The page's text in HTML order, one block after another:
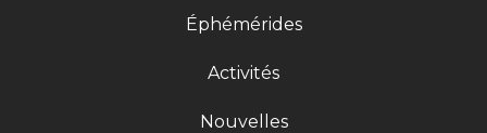
Éphémérides
Activités
Nouvelles